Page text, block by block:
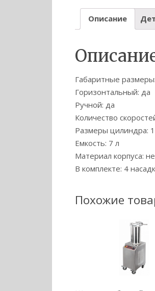
Описание
Габаритные
Горизонтальный: да
Ручной: да
Количество
Размеры цилиндра:
Емкость: 7 л
Материал корпуса:
В комплекте: 4
Похожие